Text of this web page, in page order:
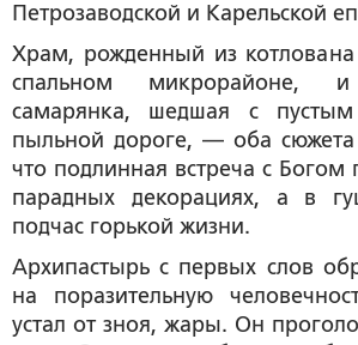
Петрозаводской и Карельской
Храм, рожденный из котлована
спальном микрорайоне, и
самарянка, шедшая с
пыльной дороге, — оба
что подлинная встреча с Богом
парадных декорациях, а в
подчас горькой жизни.
Архипастырь с первых слов
на поразительную
устал от зноя, жары. Он